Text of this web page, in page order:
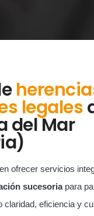
legales
del Mar
ofrecer servicios
sucesoriapara
claridad, eficiencia y